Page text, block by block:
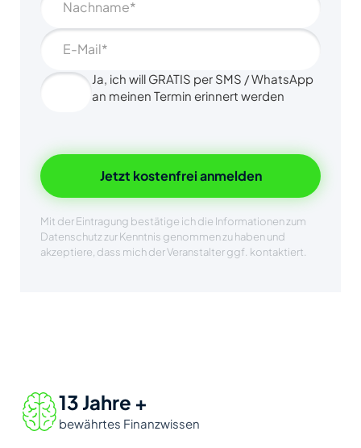
Ja, ich will GRATIS per SMS / WhatsApp
an meinen Termin erinnert werden
Jetzt kostenfrei anmelden
Mit der Eintragung bestätige ich die Informationen zum
Datenschutz zur Kenntnis genommen zu haben und
akzeptiere, dass mich der Veranstalter ggf. kontaktiert.
13 Jahre +
bewährtes Finanzwissen